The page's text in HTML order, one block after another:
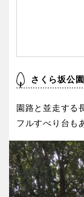
さくら坂公
園路と並走する
フルすべり台も